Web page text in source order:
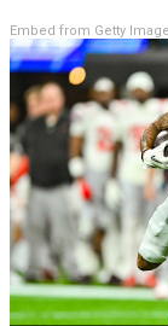
Embed from Getty